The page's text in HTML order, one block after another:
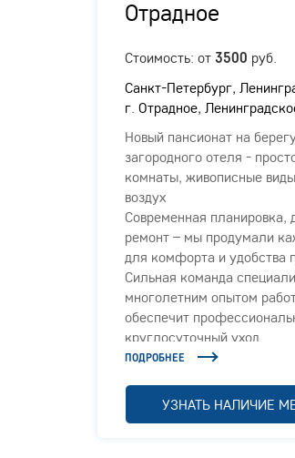
Отрадное
Стоимость: от 3500 руб.
Санкт-Петербург,
г. Отрадное,
Новый пансионат на
загородного отеля -
комнаты, живописные
воздух
Современная планировка,
ремонт – мы продумали
для комфорта и удобства
Сильная команда
многолетним опытом
обеспечит
круглосуточный уход
ПОДРОБНЕЕ
УЗНАТЬ НАЛИЧИЕ